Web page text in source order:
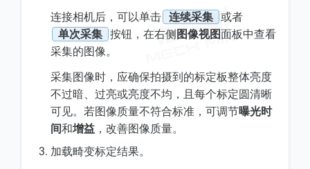
连接相机后，可以单击 连续采集 或者
单次采集 按钮，在右侧 图像视图面板中查看
采集的图像。
采集图像时，应确保拍摄到的标定板整体亮度
不过暗、过亮或亮度不均，且每个标定圆清晰
可见。若图像质量不符合标准，可调节曝光时
间和增益 ，改善图像质量。
加载畸变标定结果。